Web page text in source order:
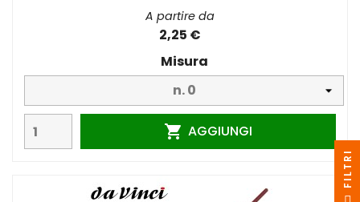
A partire da
2,25 €
Misura
 AGGIUNGI
I